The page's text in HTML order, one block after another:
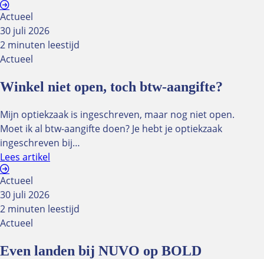
Actueel
30 juli 2026
2 minuten leestijd
Actueel
Winkel niet open, toch btw-aangifte?
Mijn optiekzaak is ingeschreven, maar nog niet open.
Moet ik al btw-aangifte doen? Je hebt je optiekzaak
ingeschreven bij…
Lees artikel
Actueel
30 juli 2026
2 minuten leestijd
Actueel
Even landen bij NUVO op BOLD